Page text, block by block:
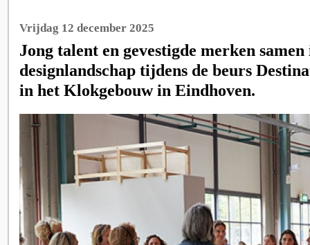
Vrijdag 12 december 2025
Jong talent en gevestigde merken samen
designlandschap tijdens de beurs
in het Klokgebouw in Eindhoven.